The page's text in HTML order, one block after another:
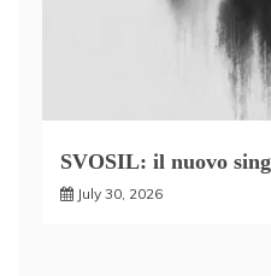
SVOSIL: il nuovo
July 30, 2026